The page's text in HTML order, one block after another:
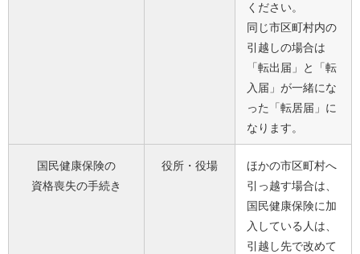
ください。
同じ市区町村内の
引越しの場合は
「転出届」と「転
入届」が一緒にな
った「転居届」に
なります。
国民健康保険の
資格喪失の手続き
役所・役場
ほかの市区町村へ
引っ越す場合は、
国民健康保険に加
入している人は、
引越し先で改めて